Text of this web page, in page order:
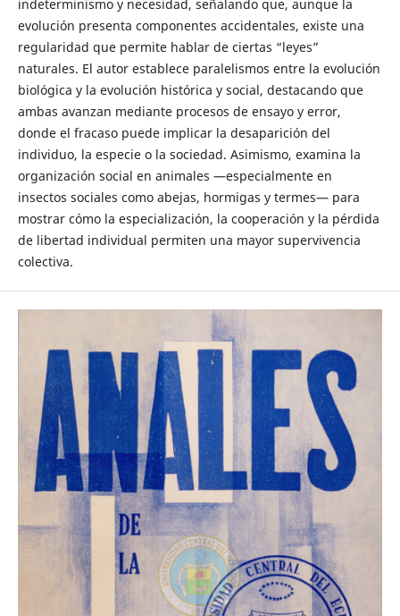
indeterminismo y necesidad, señalando que, aunque la
evolución presenta componentes accidentales, existe una
regularidad que permite hablar de ciertas “leyes”
naturales. El autor establece paralelismos entre la evolución
biológica y la evolución histórica y social, destacando que
ambas avanzan mediante procesos de ensayo y error,
donde el fracaso puede implicar la desaparición del
individuo, la especie o la sociedad. Asimismo, examina la
organización social en animales —especialmente en
insectos sociales como abejas, hormigas y termes— para
mostrar cómo la especialización, la cooperación y la pérdida
de libertad individual permiten una mayor supervivencia
colectiva.